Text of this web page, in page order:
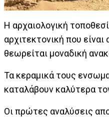
Η αρχαιολογική
αρχιτεκτονική που
θεωρείται μοναδική
Τα κεραμικά τους
καταλάβουν καλύτερα
Οι πρώτες αναλύσεις